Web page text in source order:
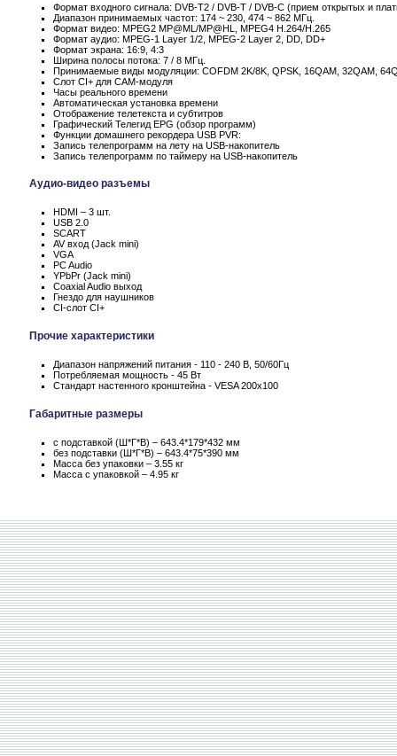
Формат входного сигнала: DVB-T2 / DVB-T / DVB-C (прием открытых и
Диапазон принимаемых частот: 174 ~ 230, 474 ~ 862 МГц.
Формат видео: MPEG2 MP@ML/MP@HL, MPEG4 H.264/H.265
Формат аудио: MPEG-1 Layer 1/2, MPEG-2 Layer 2, DD, DD+
Формат экрана: 16:9, 4:3
Ширина полосы потока: 7 / 8 МГц.
Принимаемые виды модуляции: COFDM 2K/8K, QPSK, 16QAM, 32QAM,
Слот CI+ для CAM-модуля
Часы реального времени
Автоматическая установка времени
Отображение телетекста и субтитров
Графический Телегид EPG (обзор программ)
Функции домашнего рекордера USB PVR:
Запись телепрограмм на лету на USB-накопитель
Запись телепрограмм по таймеру на USB-накопитель
Аудио-видео разъемы
HDMI – 3 шт.
USB 2.0
SCART
AV вход (Jack mini)
VGA
PC Audio
YPbPr (Jack mini)
Coaxial Audio выход
Гнездо для наушников
CI-слот CI+
Прочие характеристики
Диапазон напряжений питания - 110 - 240 В, 50/60Гц
Потребляемая мощность - 45 Вт
Стандарт настенного кронштейна - VESA 200x100
Габаритные размеры
с подставкой (Ш*Г*В) – 643.4*179*432 мм
без подставки (Ш*Г*В) – 643.4*75*390 мм
Масса без упаковки – 3.55 кг
Масса c упаковкой – 4.95 кг